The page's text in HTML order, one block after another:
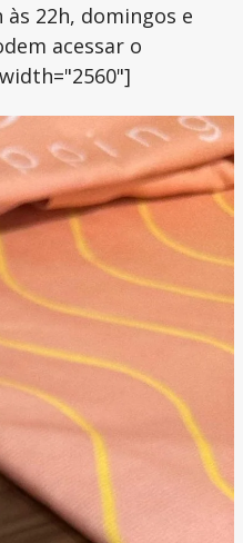
às 22h, domingos e
acessar o